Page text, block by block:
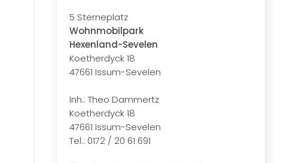
5 Sterneplatz
Wohnmobilpark
Hexenland-Sevelen
Koetherdyck 18
47661 Issum-Sevelen
Inh.: Theo Dammertz
Koetherdyck 18
47661 Issum-Sevelen
Tel.: 0172 / 20 61 691